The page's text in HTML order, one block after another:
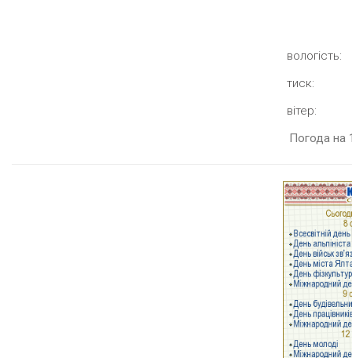
вологість:
тиск:
вітер:
Погода на